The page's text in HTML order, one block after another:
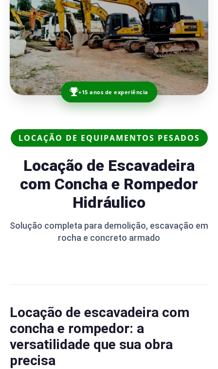
+15 anos de experiência
LOCAÇÃO DE EQUIPAMENTOS PESADOS
Locação de Escavadeira
com Concha e Rompedor
Hidráulico
Solução completa para demolição, escavação em
rocha e concreto armado
Locação de escavadeira com
concha e rompedor: a
versatilidade que sua obra
precisa